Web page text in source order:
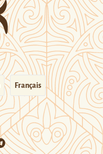
Français